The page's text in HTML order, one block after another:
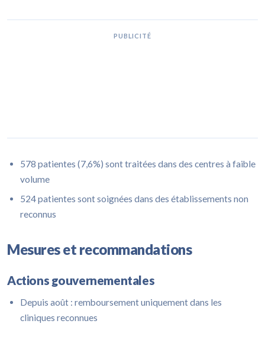
PUBLICITÉ
578 patientes (7,6%) sont traitées dans des centres à faible
volume
524 patientes sont soignées dans des établissements non
reconnus
Mesures et recommandations
Actions gouvernementales
Depuis août : remboursement uniquement dans les
cliniques reconnues